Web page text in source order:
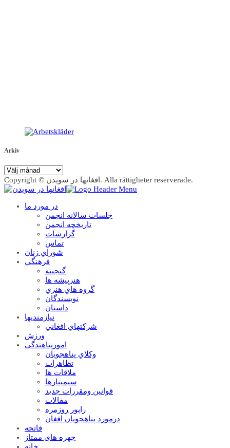
Arkiv
Arkiv
Copyright © افغانها در سویدن. Alla rättigheter reserverade.
در مورد ما
جلسات سالانه انجمن
تاریخچه انجمن
گزارشات
تماس
شوراي زنان
فرهنگي
گنجينه
هنرپيشه ها
گروه هاي هنري
نويسندگان
داستان
نيازمنديها
شرکتهاي افغاني
ورزش
امورپناهندگي
وکلاي پناهجويان
تظاهرات
ملاقات ها
سيمينارها
قوانين ومقررات جديد
مقالات
راپور روزمره
درمورد پناهجويان افغان
فاتحه
چهره های ممتاز
خانه